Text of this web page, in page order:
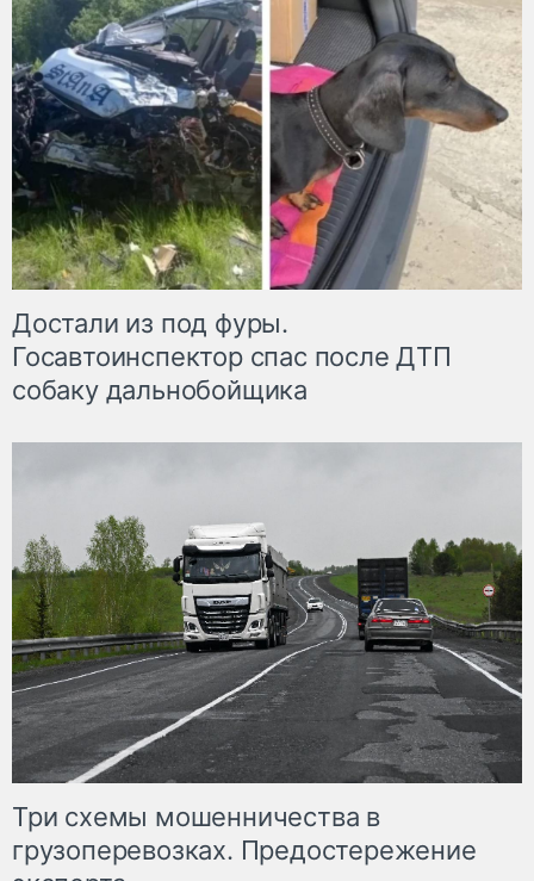
Достали из под фуры.
Госавтоинспектор спас после ДТП
собаку дальнобойщика
Три схемы мошенничества в
грузоперевозках. Предостережение